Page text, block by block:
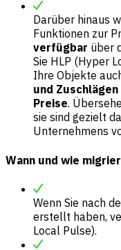
Darüber hinaus
Funktionen zur
verfügbar über
Sie HLP (Hyper
Ihre Objekte
und
Preise.
sie sind gezielt
Unternehmens
Wann und wie
Wenn Sie nach
erstellt haben,
Local Pulse).